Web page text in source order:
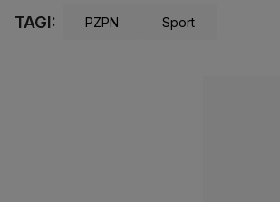
TAGI: PZPN Sport